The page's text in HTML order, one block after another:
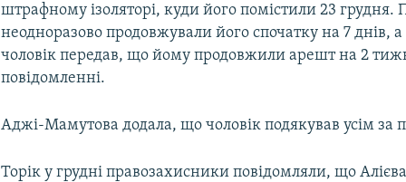
штрафному ізоляторі, куди його помістили 23 грудня.
неодноразово продовжували його спочатку на 7 днів,
чоловік передав, що йому продовжили арешт на 2
повідомленні.
Аджі-Мамутова додала, що чоловік подякував усім за
Торік у грудні правозахисники повідомляли, що